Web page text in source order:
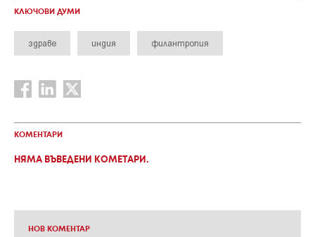
КЛЮЧОВИ ДУМИ
здраве индия филантропия
КОМЕНТАРИ
НЯМА ВЪВЕДЕНИ КОМЕТАРИ.
НОВ КОМЕНТАР